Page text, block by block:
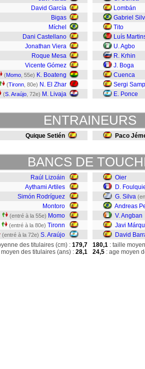
David García
Bigas
Míchel
Dani Castellano
Jonathan Viera
Roque Mesa
Vicente Gómez
(Momo , 55e) K. Boateng
(Tironn , 80e) N. El Zhar
(S. Araújo , 72e) M. Livaja
Lombán
Gabriel
Tito
Luís
U. Agbo
R. Krhin
J. Boga
Cuenca
Sergi
E. Ponce
ENTRAINEURS
Quique Setién Paco
BANCS DE
Raúl Lizoáin
Aythami Artiles
Simón Rodríguez
Montoro
(entré à la 55e) Momo
(entré à la 80e) Tironn
(entré à la 72e) S. Araújo
Oier
D.
G. Silva
Andreas
V. Angban
Javi
David
des titulaires (cm) : 179,7
des titulaires (ans) : 28,1
180,1 : taille
24,5 : age moyen